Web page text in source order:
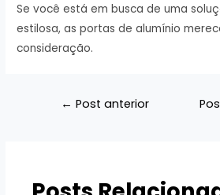
Se você está em busca de uma
estilosa, as portas de alumínio
consideração.
Navegação
← Post anterior